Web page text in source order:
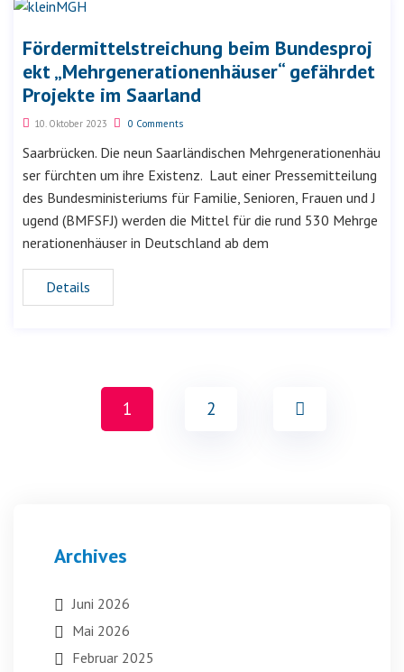
Fördermittelstreichung beim Bundesproj
ekt „Mehrgenerationenhäuser“ gefährdet
Projekte im Saarland
10. Oktober 2023 0 Comments
Saarbrücken. Die neun Saarländischen Mehrgenerationenhäu
ser fürchten um ihre Existenz. Laut einer Pressemitteilung
des Bundesministeriums für Familie, Senioren, Frauen und J
ugend (BMFSFJ) werden die Mittel für die rund 530 Mehrge
nerationenhäuser in Deutschland ab dem
Details
1 2
Archives
Juni 2026
Mai 2026
Februar 2025